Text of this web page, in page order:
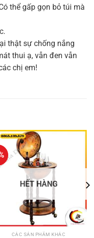
thể gấp gọn bỏ túi mà
thật sự chống nắng
thui ạ, vẫn đen vẫn
chị em!
HẾT HÀNG
CÁC SẢN PHẨM KHÁC